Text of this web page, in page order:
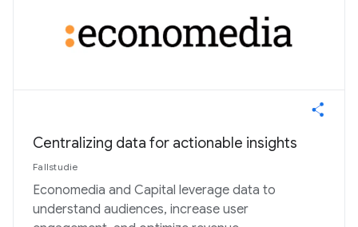
Centralizing data for actionable insights
Fallstudie
Economedia and Capital leverage data to
understand audiences, increase user